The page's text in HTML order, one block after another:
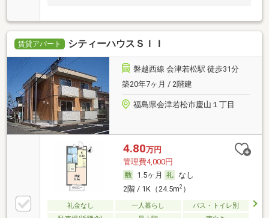
賃貸アパート シティーハウスＳＩＩ
磐越西線 会津若松駅 徒歩31分
築20年7ヶ月 / 2階建
福島県会津若松市慶山１丁目
4.80万円
管理費4,000円
1.5ヶ月
なし
2階 / 1K（24.5m2）
礼金なし 一人暮らし
バス・トイレ別